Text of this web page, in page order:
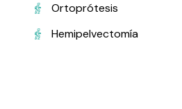
Ortoprótesis
Hemipelvectomía